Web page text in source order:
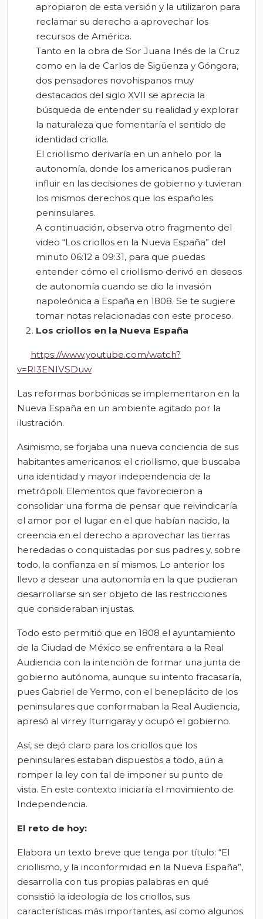
apropiaron de esta versión y la utilizaron para
reclamar su derecho a aprovechar los
recursos de América.
Tanto en la obra de Sor Juana Inés de la Cruz
como en la de Carlos de Sigüenza y Góngora,
dos pensadores novohispanos muy
destacados del siglo XVII se aprecia la
búsqueda de entender su realidad y explorar
la naturaleza que fomentaría el sentido de
identidad criolla.
El criollismo derivaría en un anhelo por la
autonomía, donde los americanos pudieran
influir en las decisiones de gobierno y tuvieran
los mismos derechos que los españoles
peninsulares.
A continuación, observa otro fragmento del
video “Los criollos en la Nueva España” del
minuto 06:12 a 09:31, para que puedas
entender cómo el criollismo derivó en deseos
de autonomía cuando se dio la invasión
napoleónica a España en 1808. Se te sugiere
tomar notas relacionadas con este proceso.
Los criollos en la Nueva España
https://www.youtube.com/watch?
v=RI3ENIVSDuw
Las reformas borbónicas se implementaron en la
Nueva España en un ambiente agitado por la
ilustración.
Asimismo, se forjaba una nueva conciencia de sus
habitantes americanos: el criollismo, que buscaba
una identidad y mayor independencia de la
metrópoli. Elementos que favorecieron a
consolidar una forma de pensar que reivindicaría
el amor por el lugar en el que habían nacido, la
creencia en el derecho a aprovechar las tierras
heredadas o conquistadas por sus padres y, sobre
todo, la confianza en sí mismos. Lo anterior los
llevo a desear una autonomía en la que pudieran
desarrollarse sin ser objeto de las restricciones
que consideraban injustas.
Todo esto permitió que en 1808 el ayuntamiento
de la Ciudad de México se enfrentara a la Real
Audiencia con la intención de formar una junta de
gobierno autónoma, aunque su intento fracasaría,
pues Gabriel de Yermo, con el beneplácito de los
peninsulares que conformaban la Real Audiencia,
apresó al virrey Iturrigaray y ocupó el gobierno.
Así, se dejó claro para los criollos que los
peninsulares estaban dispuestos a todo, aún a
romper la ley con tal de imponer su punto de
vista. En este contexto iniciaría el movimiento de
Independencia.
El reto de hoy:
Elabora un texto breve que tenga por título: “El
criollismo, y la inconformidad en la Nueva España”,
desarrolla con tus propias palabras en qué
consistió la ideología de los criollos, sus
características más importantes, así como algunos